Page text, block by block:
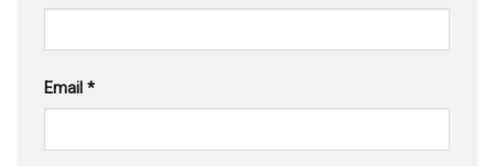
Email *